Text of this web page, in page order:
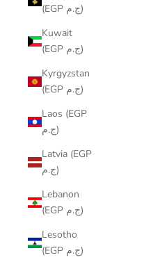
(EGP ج.م)
Kuwait
(EGP ج.م)
Kyrgyzstan
(EGP ج.م)
Laos (EGP
ج.م)
Latvia (EGP
ج.م)
Lebanon
(EGP ج.م)
Lesotho
(EGP ج.م)